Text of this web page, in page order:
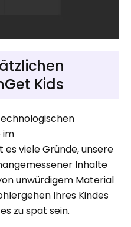
Kids
im
viele Gründe, unsere
Inhalte
unwürdigem Material
Ihres Kindes
zu spät sein.